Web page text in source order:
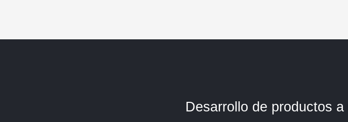
Desarrollo de productos a